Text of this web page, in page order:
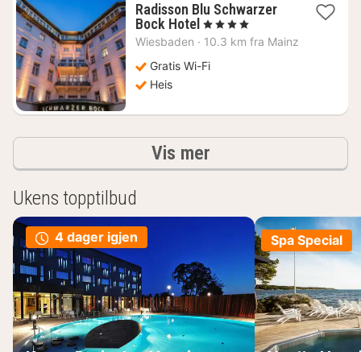
Radisson Blu Schwarzer
Bock Hotel 1
natt
1039
, 4 Stjerner
Wiesbaden · 10.3 km fra Mainz
Gratis Wi-Fi
Heis
Vis merResultater
Ukens topptilbud
4 dager igjen Spa Special